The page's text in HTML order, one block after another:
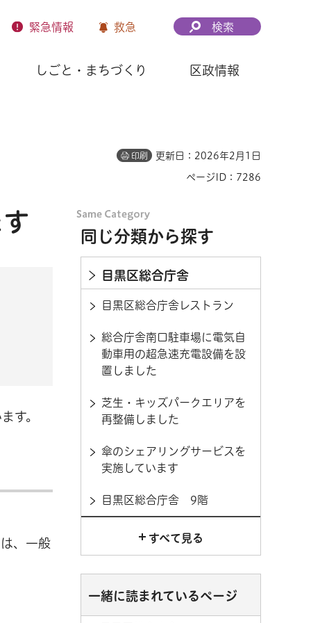
緊急情報 救急 検索
しごと・まちづくり 区政情報
印刷 更新日：2026年2月1日
ページID：7286
す。
、一般
同じ分類から探す
目黒区総合庁舎
目黒区総合庁舎レストラン
総合庁舎南口駐車場に電気自
動車用の超急速充電設備を設
置しました
芝生・キッズパークエリアを
再整備しました
傘のシェアリングサービスを
実施しています
目黒区総合庁舎 9階
すべて見る
一緒に読まれているページ